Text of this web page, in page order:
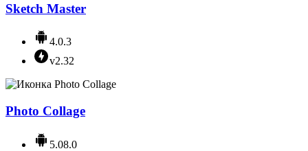
Sketch Master
4.0.3
v2.32
Photo Collage
5.08.0